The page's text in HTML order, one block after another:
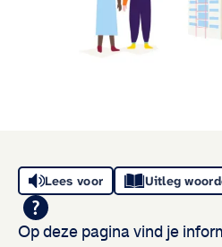
Lees voor Uitleg
Op deze pagina vind je